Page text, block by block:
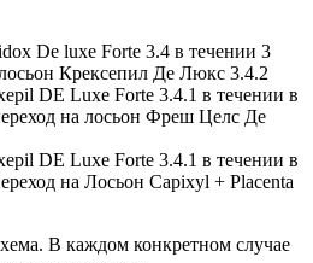
De luxe Forte 3.4 в течении 3
Крексепил Де Люкс 3.4.2
DE Luxe Forte 3.4.1 в течении в
на лосьон Фреш Целс Де
DE Luxe Forte 3.4.1 в течении в
на Лосьон Capixyl + Placenta
В каждом конкретном случае